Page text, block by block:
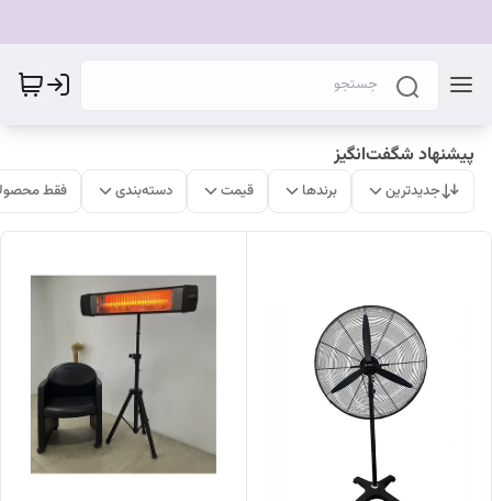
پیشنهاد شگفت‌انگیز
جدیدترین برندها قیمت دسته‌بندی فقط